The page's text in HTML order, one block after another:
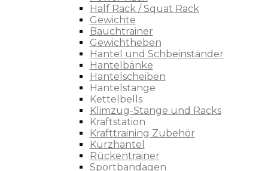
Half Rack / Squat Rack
Gewichte
Bauchtrainer
Gewichtheben
Hantel und Schbeinständer
Hantelbänke
Hantelscheiben
Hantelstange
Kettelbells
Klimzug-Stange und Racks
Kraftstation
Krafttraining Zubehör
Kurzhantel
Rückentrainer
Sportbandagen